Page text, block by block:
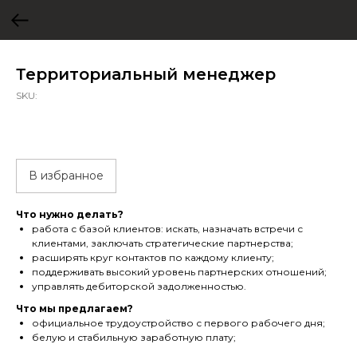
Территориальный менеджер
SKU:
В избранное
Что нужно делать?
работа с базой клиентов: искать, назначать встречи с
клиентами, заключать стратегические партнерства;
расширять круг контактов по каждому клиенту;
поддерживать высокий уровень партнерских отношений;
управлять дебиторской задолженностью.
Что мы предлагаем?
официальное трудоустройство с первого рабочего дня;
белую и стабильную заработную плату;